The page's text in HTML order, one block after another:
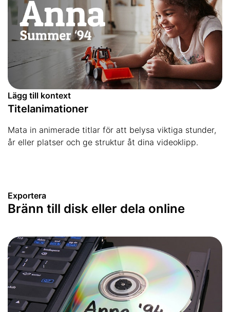
Lägg till kontext
Titelanimationer
Mata in animerade titlar för att belysa viktiga stunder,
år eller platser och ge struktur åt dina videoklipp.
Exportera
Bränn till disk eller dela online